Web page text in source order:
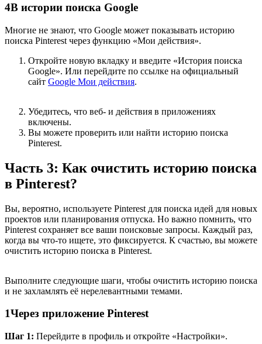
4В истории поиска Google
Многие не знают, что Google может показывать историю
поиска Pinterest через функцию «Мои действия».
Откройте новую вкладку и введите «История поиска
Google». Или перейдите по ссылке на официальный
сайт Google Мои действия.
Убедитесь, что веб- и действия в приложениях
включены.
Вы можете проверить или найти историю поиска
Pinterest.
Часть 3: Как очистить историю поиска
в Pinterest?
Вы, вероятно, используете Pinterest для поиска идей для новых
проектов или планирования отпуска. Но важно помнить, что
Pinterest сохраняет все ваши поисковые запросы. Каждый раз,
когда вы что-то ищете, это фиксируется. К счастью, вы можете
очистить историю поиска в Pinterest.
Выполните следующие шаги, чтобы очистить историю поиска
и не захламлять её нерелевантными темами.
1Через приложение Pinterest
Шаг 1: Перейдите в профиль и откройте «Настройки».